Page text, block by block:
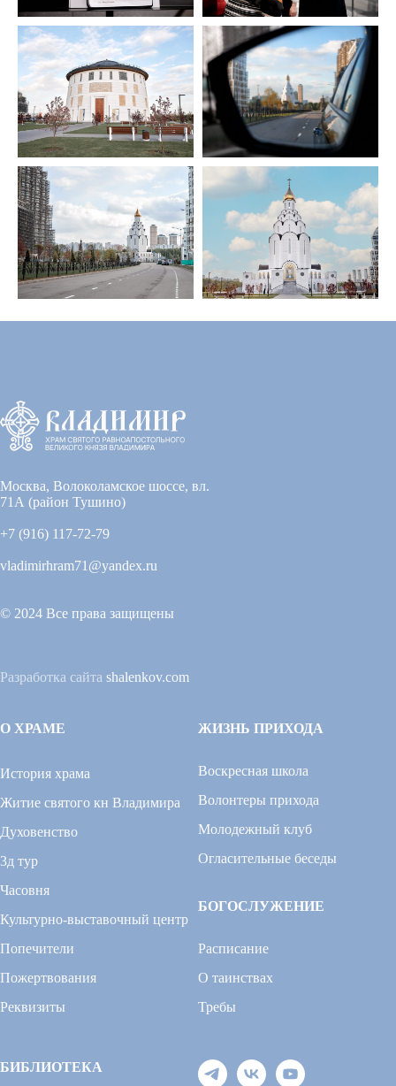
Москва, Волоколамское шоссе, вл.
71А (район Тушино)
+7 (916) 117-72-79
vladimirhram71@yandex.ru
© 2024 Все права защищены
Разработка сайта shalenkov.com
О ХРАМЕ
История храма
Житие святого кн Владимира
Духовенство
3д тур
Часовня
Культурно-выставочный центр
Попечители
Пожертвования
Реквизиты
ЖИЗНЬ ПРИХОДА
Воскресная школа
Волонтеры прихода
Молодежный клуб
Огласительные беседы
БОГОСЛУЖЕНИЕ
Расписание
О таинствах
Требы
БИБЛИОТЕКА